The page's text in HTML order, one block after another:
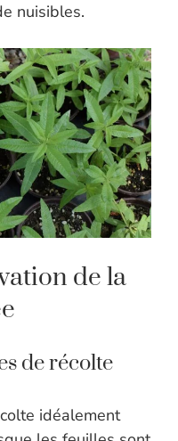
nuisibles.
de la
de récolte
idéalement